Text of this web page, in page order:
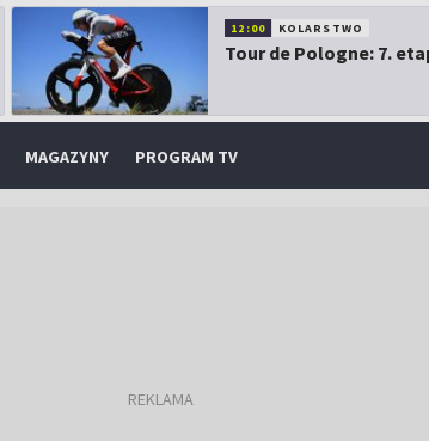
12:00 KOLARSTWO
Tour de Pologne: 7.
MAGAZYNY PROGRAM TV